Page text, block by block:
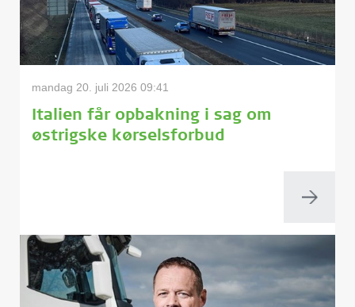
mandag 20. juli 2026 09:41
Italien får opbakning i sag om
østrigske kørselsforbud